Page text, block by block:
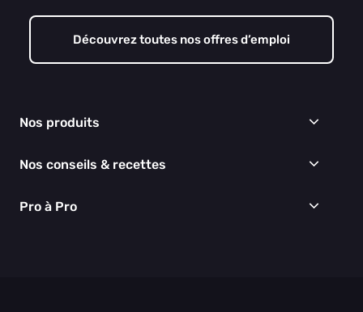
Découvrez toutes nos offres d’emploi
Nos produits
Épicerie
Boissons
Nos conseils & recettes
Recettes
Pro à Pro